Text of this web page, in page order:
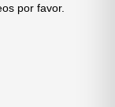
por favor.